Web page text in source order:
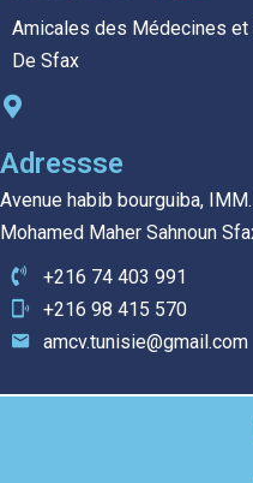
Amicales des Médecines et
De Sfax
Adressse
Avenue habib bourguiba,
Mohamed Maher Sahnoun
+216 74 403 991
+216 98 415 570
amcv.tunisie@gmail.com